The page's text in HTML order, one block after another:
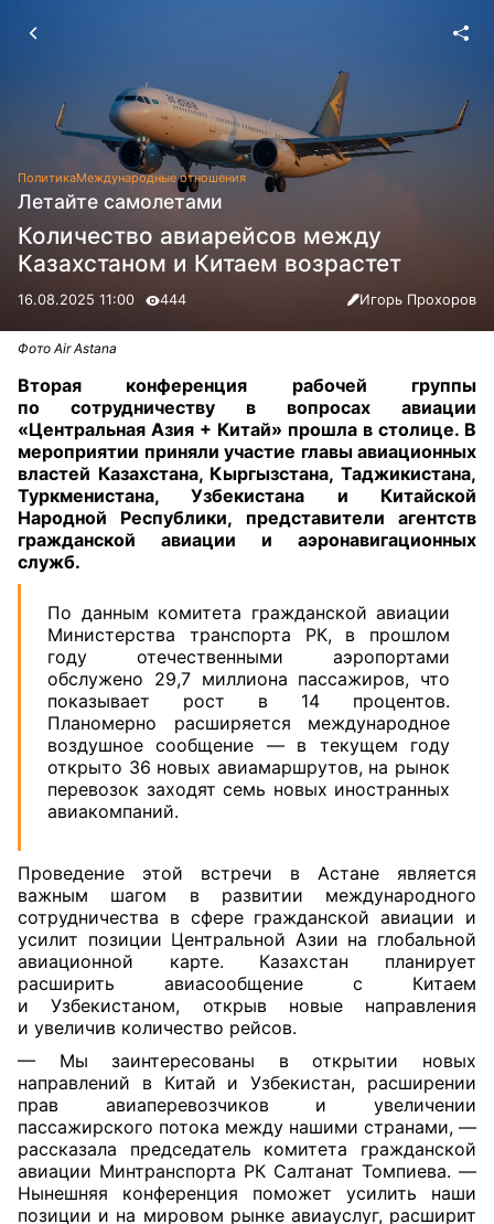
ПолитикаМеждународные отношения
Летайте самолетами
Количество авиарейсов между
Казахстаном и Китаем возрастет
16.08.2025 11:00 444 Игорь Прохоров
Фото Air Astana
Вторая конференция рабочей группы
по сотрудничеству в вопросах авиации
«Центральная Азия + Китай» прошла в столице. В
мероприятии приняли участие главы авиационных
властей Казахстана, Кыргызстана, Таджикистана,
Туркменистана, Узбекистана и Китайской
Народной Республики, представители агентств
гражданской авиации и аэронавигационных
служб.
По данным комитета гражданской авиации
Министерства транспорта РК, в прошлом
году отечественными аэропортами
обслужено 29,7 миллиона пассажиров, что
показывает рост в 14 процентов.
Планомерно расширяется международное
воздушное сообщение — в текущем году
открыто 36 новых авиамаршрутов, на рынок
перевозок заходят семь новых иностранных
авиакомпаний.
Проведение этой встречи в Астане является
важным шагом в развитии международного
сотрудничества в сфере гражданской авиации и
усилит позиции Центральной Азии на глобальной
авиационной карте. Казахстан планирует
расширить авиасообщение с Китаем
и Узбекистаном, открыв новые направления
и увеличив количество рейсов.
— Мы заинтересованы в открытии новых
направлений в Китай и Узбекистан, расширении
прав авиаперевозчиков и увеличении
пассажирского потока между нашими странами, —
рассказала председатель комитета гражданской
авиации Минтранспорта РК Салтанат Томпиева. —
Нынешняя конференция поможет усилить наши
позиции и на мировом рынке авиауслуг, расширит